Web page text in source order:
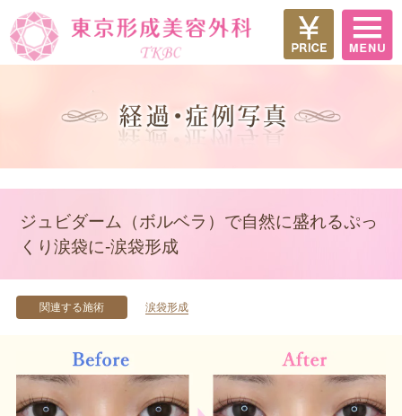
ジュビダーム（ボルベラ）で自然に盛れるぷっ
くり涙袋に-涙袋形成
関連する施術 涙袋形成